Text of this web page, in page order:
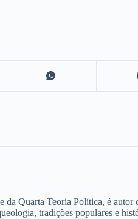
da Quarta Teoria Política, é autor
tradições populares e